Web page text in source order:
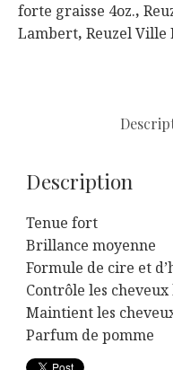
forte graisse 4oz.,
Lambert, Reuzel Ville
Description
Tenue fort
Brillance moyenne
Formule de cire et
Contrôle les
Maintient les
Parfum de pomme